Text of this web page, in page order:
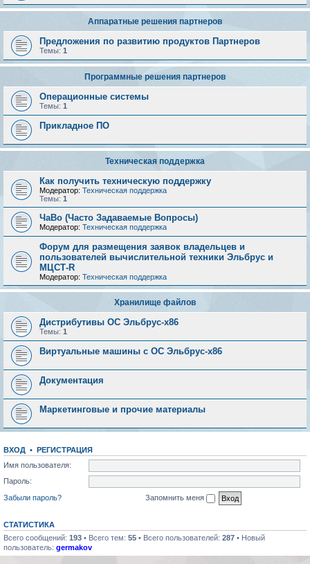
Аппаратные решения партнеров
Предложения по развитию продуктов Партнеров
Темы: 1
Программные решения партнеров
Операционные системы
Темы: 1
Прикладное ПО
Техническая поддержка
Как получить техническую поддержку
Модератор: Техническая поддержка
Темы: 1
ЧаВо (Часто Задаваемые Вопросы)
Модератор: Техническая поддержка
Форум для размещения заявок владельцев и
пользователей вычислительной техники Эльбрус и
МЦСТ-R
Модератор: Техническая поддержка
Хранилище файлов
Дистрибутивы ОС Эльбрус-x86
Темы: 1
Виртуальные машины с ОС Эльбрус-x86
Документация
Маркетинговые и прочие материалы
ВХОД • РЕГИСТРАЦИЯ
Имя пользователя:
Пароль:
Забыли пароль?
Запомнить меня
СТАТИСТИКА
Всего сообщений: 193 • Всего тем: 55 • Всего пользователей: 287 • Новый
пользователь: germakov